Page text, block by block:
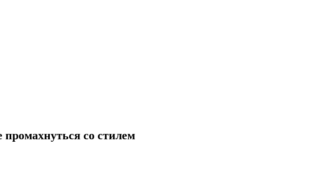
со стилем